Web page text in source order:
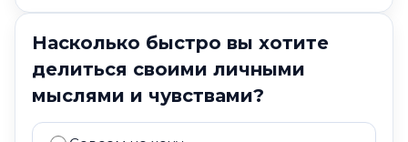
Насколько быстро вы хотите
делиться своими личными
мыслями и чувствами?